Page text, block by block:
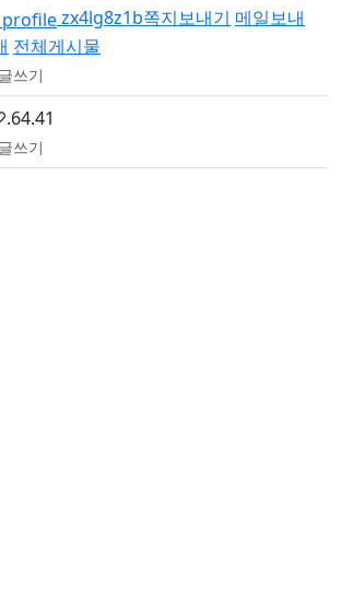
zx4lg8z1b쪽지보내기 메일보내
전체게시물
쓰기
쓰기